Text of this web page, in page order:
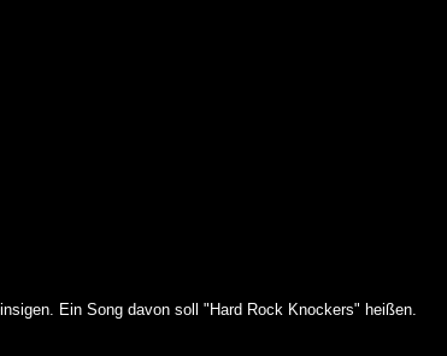
Ein Song davon soll "Hard Rock Knockers" heißen.